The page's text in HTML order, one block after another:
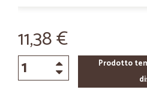
11,38 €
Prodotto